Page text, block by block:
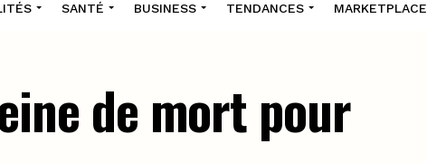
SANTÉ BUSINESS TENDANCES MARKETPLACE
de mort pour